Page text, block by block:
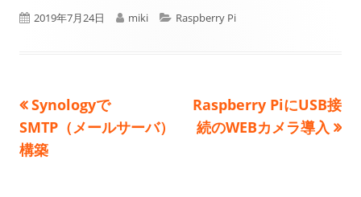
公
2019年7月24日
作
miki
カ
Raspberry Pi
投
稿
前
の
記
Synologyで
SMTP（メールサーバ）
構築
次
の
Raspberry PiにUSB接
続のWEBカメラ導入